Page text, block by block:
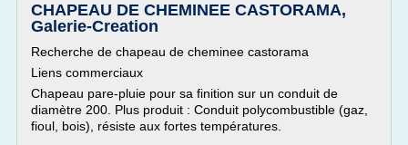
CHAPEAU DE CHEMINEE CASTORAMA,
Galerie-Creation
Recherche de chapeau de cheminee castorama
Liens commerciaux
Chapeau pare-pluie pour sa finition sur un conduit de
diamètre 200. Plus produit : Conduit polycombustible (gaz,
fioul, bois), résiste aux fortes températures.